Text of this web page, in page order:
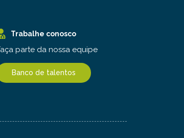
Trabalhe conosco
parte da nossa equipe
Banco de talentos